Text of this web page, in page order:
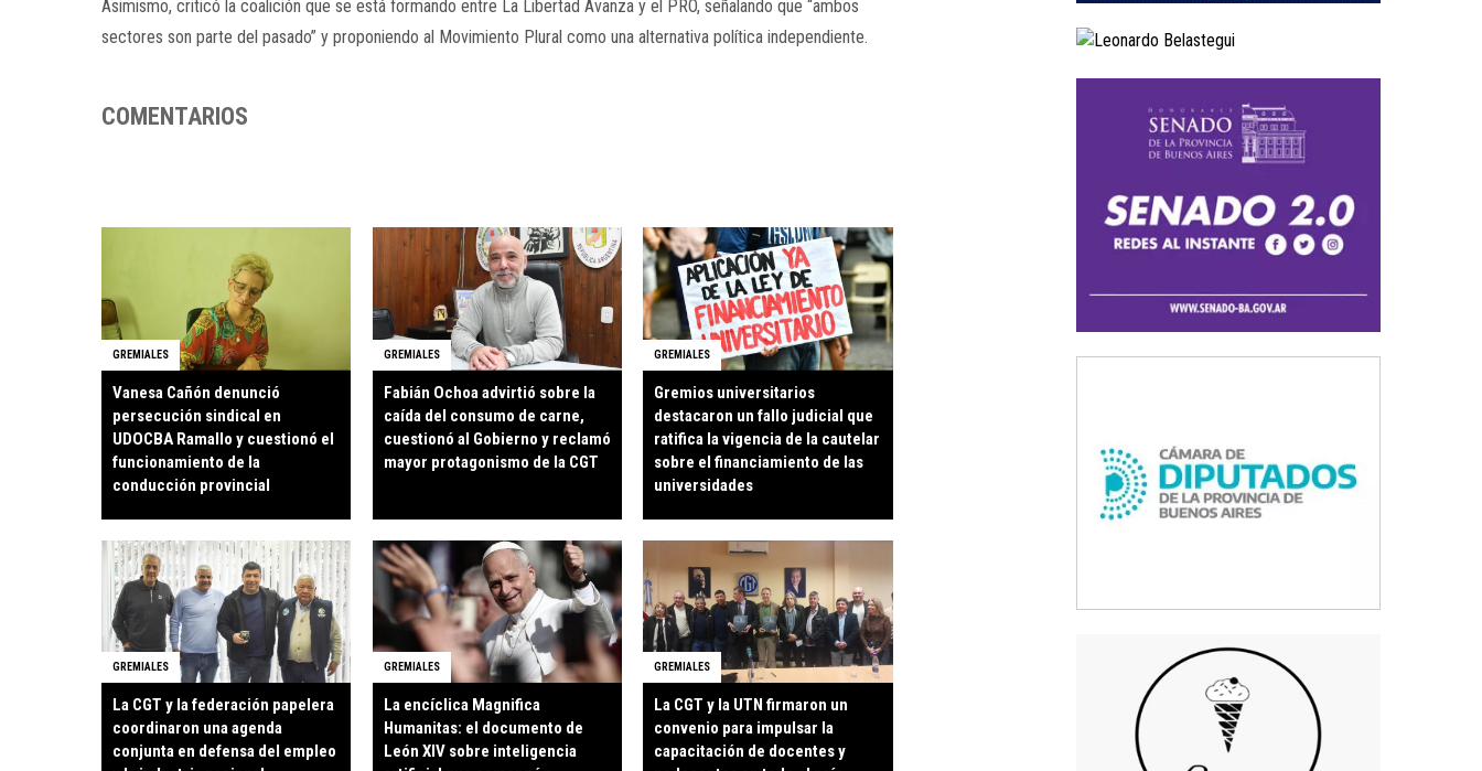
Asimismo, criticó la coalición que se está formando entre La Libertad Avanza y el PRO, señalando que “ambos
sectores son parte del pasado” y proponiendo al Movimiento Plural como una alternativa política independiente.
COMENTARIOS
GREMIALES
Vanesa Cañón denunció
persecución sindical en
UDOCBA Ramallo y cuestionó el
funcionamiento de la
conducción provincial
GREMIALES
Fabián Ochoa advirtió sobre la
caída del consumo de carne,
cuestionó al Gobierno y reclamó
mayor protagonismo de la CGT
GREMIALES
Gremios universitarios
destacaron un fallo judicial que
ratifica la vigencia de la cautelar
sobre el financiamiento de las
universidades
GREMIALES
La CGT y la federación papelera
coordinaron una agenda
conjunta en defensa del empleo
GREMIALES
La encíclica Magnifica
Humanitas: el documento de
León XIV sobre inteligencia
GREMIALES
La CGT y la UTN firmaron un
convenio para impulsar la
capacitación de docentes y